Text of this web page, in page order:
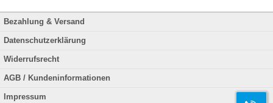
Bezahlung & Versand
Datenschutzerklärung
Widerrufsrecht
AGB / Kundeninformationen
Impressum